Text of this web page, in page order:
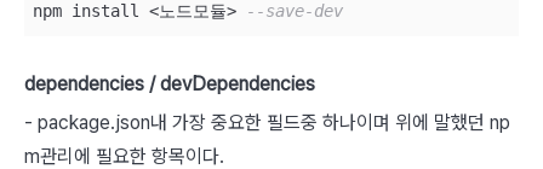
npm install <노드모듈> --save-dev
dependencies / devDependencies
- package.json내 가장 중요한 필드중 하나이며 위에 말했던 np
m관리에 필요한 항목이다.